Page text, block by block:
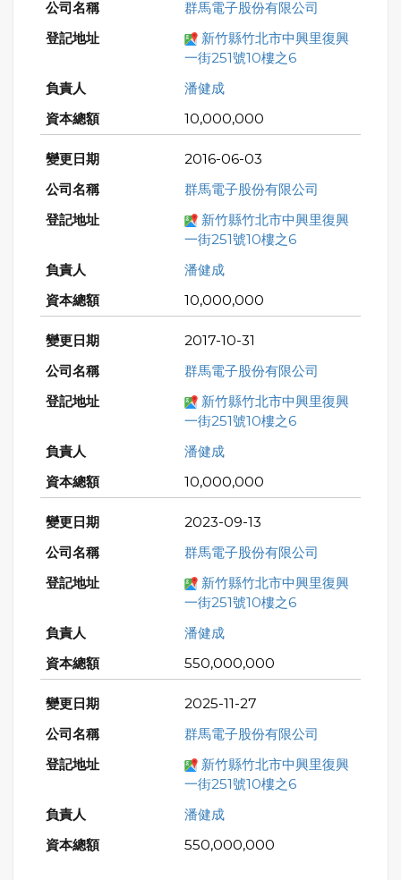
群馬電子股份有限公司
新竹縣竹北市中興里復興
一街251號10樓之6
潘健成
10,000,000
2016-06-03
群馬電子股份有限公司
新竹縣竹北市中興里復興
一街251號10樓之6
潘健成
10,000,000
2017-10-31
群馬電子股份有限公司
新竹縣竹北市中興里復興
一街251號10樓之6
潘健成
10,000,000
2023-09-13
群馬電子股份有限公司
新竹縣竹北市中興里復興
一街251號10樓之6
潘健成
550,000,000
2025-11-27
群馬電子股份有限公司
新竹縣竹北市中興里復興
一街251號10樓之6
潘健成
550,000,000